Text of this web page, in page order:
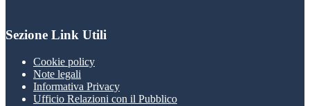
Sezione Link Utili
Cookie policy
Note legali
Informativa Privacy
Ufficio Relazioni con il Pubblico